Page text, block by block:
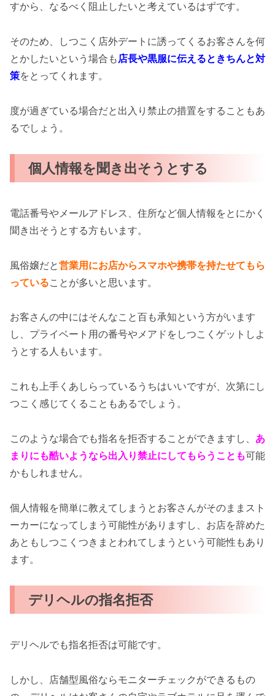
すから、なるべく阻止したいと考えているはずです。
そのため、しつこく店外デートに誘ってくるお客さんを何
とかしたいという場合も店長や黒服に伝えるときちんと対
策をとってくれます。
度が過ぎている場合だと出入り禁止の措置をすることもあ
るでしょう。
個人情報を聞き出そうとする
電話番号やメールアドレス、住所など個人情報をとにかく
聞き出そうとする方もいます。
風俗嬢だと営業用にお店からスマホや携帯を持たせてもら
っていることが多いと思います。
お客さんの中にはそんなこと百も承知という方がいます
し、プライベート用の番号やメアドをしつこくゲットしよ
うとする人もいます。
これも上手くあしらっているうちはいいですが、次第にし
つこく感じてくることもあるでしょう。
このような場合でも指名を拒否することができますし、 あ
まりにも酷いようなら出入り禁止にしてもらうことも可能
かもしれません。
個人情報を簡単に教えてしまうとお客さんがそのままスト
ーカーになってしまう可能性がありますし、お店を辞めた
あともしつこくつきまとわれてしまうという可能性もあり
ます。
デリヘルの指名拒否
デリヘルでも指名拒否は可能です。
しかし、店舗型風俗ならモニターチェックができるもの